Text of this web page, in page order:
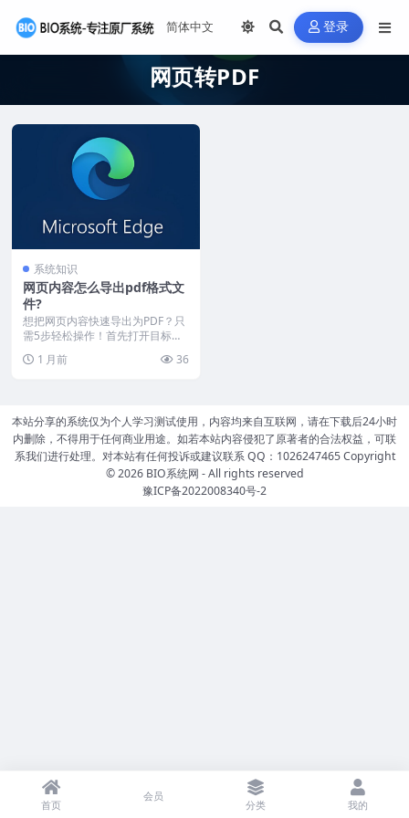
登录
网页转PDF
系统知识
网页内容怎么导出pdf格式文
件?
想把网页内容快速导出为PDF？只
需5步轻松操作！首先打开目标网
1 月前 36
本站分享的系统仅为个人学习测试使用，内容均来自互联网，请在下载后24小时
内删除，不得用于任何商业用途。如若本站内容侵犯了原著者的合法权益，可联
系我们进行处理。对本站有任何投诉或建议联系 QQ：1026247465 Copyright
© 2026 BIO系统网 - All rights reserved
豫ICP备2022008340号-2
首页
会员
分类 我的